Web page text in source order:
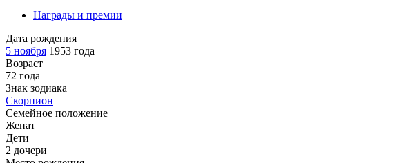
Награды и премии
Дата рождения
5 ноября 1953 года
Возраст
72 года
Знак зодиака
Скорпион
Семейное положение
Женат
Дети
2 дочери